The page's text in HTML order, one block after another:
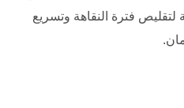
لتقليص فترة النقاهة وتسريع